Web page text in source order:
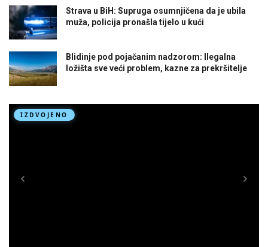
Strava u BiH: Supruga osumnjičena da je ubila
muža, policija pronašla tijelo u kući
Blidinje pod pojačanim nadzorom: Ilegalna
ložišta sve veći problem, kazne za prekršitelje